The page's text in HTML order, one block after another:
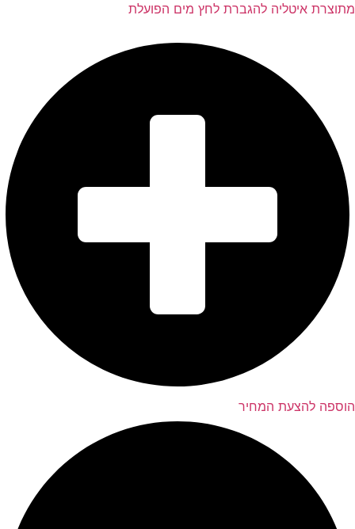
מתוצרת איטליה להגברת לחץ מים הפועלת
הוספה להצעת המחיר